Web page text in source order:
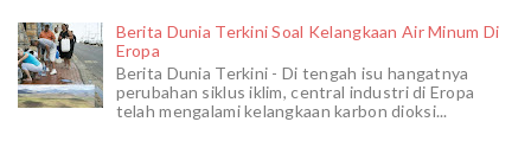
Berita Dunia Terkini Soal Kelangkaan Air Minum Di
Eropa
Berita Dunia Terkini - Di tengah isu hangatnya
perubahan siklus iklim, central industri di Eropa
telah mengalami kelangkaan karbon dioksi...